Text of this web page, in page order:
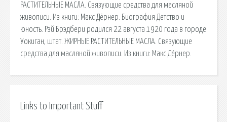
РАСТИТЕЛЬНЫЕ МАСЛА. Связующие средства для масляной
живописи. Из книги: Макс Дёрнер. Биография Детство и
юность. Рэй Брэдбери родился 22 августа 1920 года в городе
Уокиган, штат. ЖИРНЫЕ РАСТИТЕЛЬНЫЕ МАСЛА. Связующие
средства для масляной живописи. Из книги: Макс Дёрнер.
Links to Important Stuff